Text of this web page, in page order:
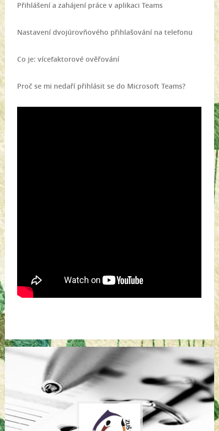
​Přihlášení a zahájení práce v aplikaci Teams
Nastavení dvojúrovňového přihlašování na telefonu
Co je: vícefaktorové ověřování
Proč se mi nedaří přihlásit se do Microsoft Teams?